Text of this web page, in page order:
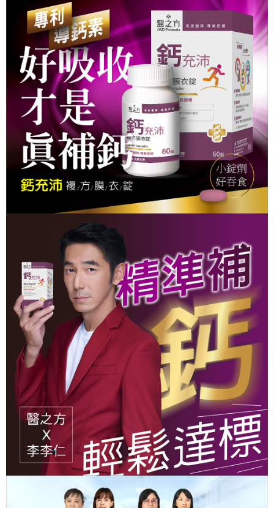
1.分期款項不併入電信帳單，「大哥付你分期」於每月結算日後寄送繳費提
醒簡訊。
2.透過簡訊連結打開帳單後，可選擇「超商條碼／台灣大直營門市／銀行轉
帳／街口支付／iPASS MONEY」等通路繳費。
【注意事項】
1.本服務係由「台灣大哥大股份有限公司」（以下簡稱本公司）所提供，讓
用戶於交易時，得透過本服務購買商品或服務，並由商店將買賣／分期付款
買賣價金債權讓與本公司後，依約使用本公司帳單繳交帳款。
2.基於同意付款使用「大哥付你分期」之契約關係目的，商店將以您的個人
資料（包含姓名、電話或地址）提供予台灣大哥大進項蒐集、處理及利用，
由本公司與您本人進行分期帳單所需資料之確認、核對及更正。
3.完整用戶服務條款，請詳閱以下連結：https://oppay.tw/userRule
【「AFTEE先享後付」結帳流程】
１．於結帳方式選擇「AFTEE先享後付」後，將跳轉至「AFTEE先享後付」
結帳頁面，進行簡訊認證並確認金額後，即可完成結帳。
２．訂單成立數日內，您將收到繳費通知簡訊。
３．收到繳費通知簡訊後14天內，點擊此簡訊中的連結，可透過四大超商／
ATM／網路銀行／等多元方式進行付款，方視為交易完成。
※ 請注意：結帳手續完成當下不需立刻繳費，但若您需要取消訂單，請聯絡
購買商品的店家。未經商家同意取消之訂單仍視為有效，需透過AFTEE先享
後付繳納相關費用。
※ 交易是否成功請以「AFTEE先享後付 」之結帳頁面顯示為準，若有關於
是否繳費成功／繳費後需取消欲退款等相關疑問，請聯繫「AFTEE先享後付
客戶支援中心」https://netprotections.freshdesk.com/support/home
【注意事項】
１．透過由恩沛科技股份有限公司提供之「AFTEE先享後付」服務完成之交
易，需依本服務之必要範圍內提供個人資料，並將交易相關給付款項請求債
權轉讓予恩沛科技股份有限公司。
２．關於個人資料處理事宜，請瀏覽以下網址：
https://aftee.tw/terms/#terms3
３．未成年的使用者請事先徵得法定代理人或監護人之同意方可使用
「AFTEE先享後付」，若未經同意申辦者引起之損失，本公司不負相關責
４．使用「AFTEE先享後付」時，將依據個別帳號之用戶狀況，依本公司即
時審查核予不同之上限額度；若仍有額度不足之情形，本公司將視審查結果
請求用戶進行身份認證。
５．嚴禁一人註冊多個帳號或使用他人資訊註冊。若發現惡意使用之情形，
恩沛科技股份有限公司將有權停止該用戶之使用額度並採取法律行動。
運送方式
全家取貨付款
每筆NT$90，滿NT$1,000(含以上)免運費
付款後全家取貨
每筆NT$90，滿NT$1,000(含以上)免運費
萊爾富取貨付款
每筆NT$90，滿NT$1,000(含以上)免運費
付款後萊爾富取貨
每筆NT$90，滿NT$1,000(含以上)免運費
7-11取貨付款
每筆NT$90，滿NT$1,000(含以上)免運費
付款後7-11取貨
每筆NT$90，滿NT$1,000(含以上)免運費
宅配
每筆NT$90，滿NT$1,000(含以上)免運費
貨到付款
每筆NT$90，滿NT$1,000(含以上)免運費